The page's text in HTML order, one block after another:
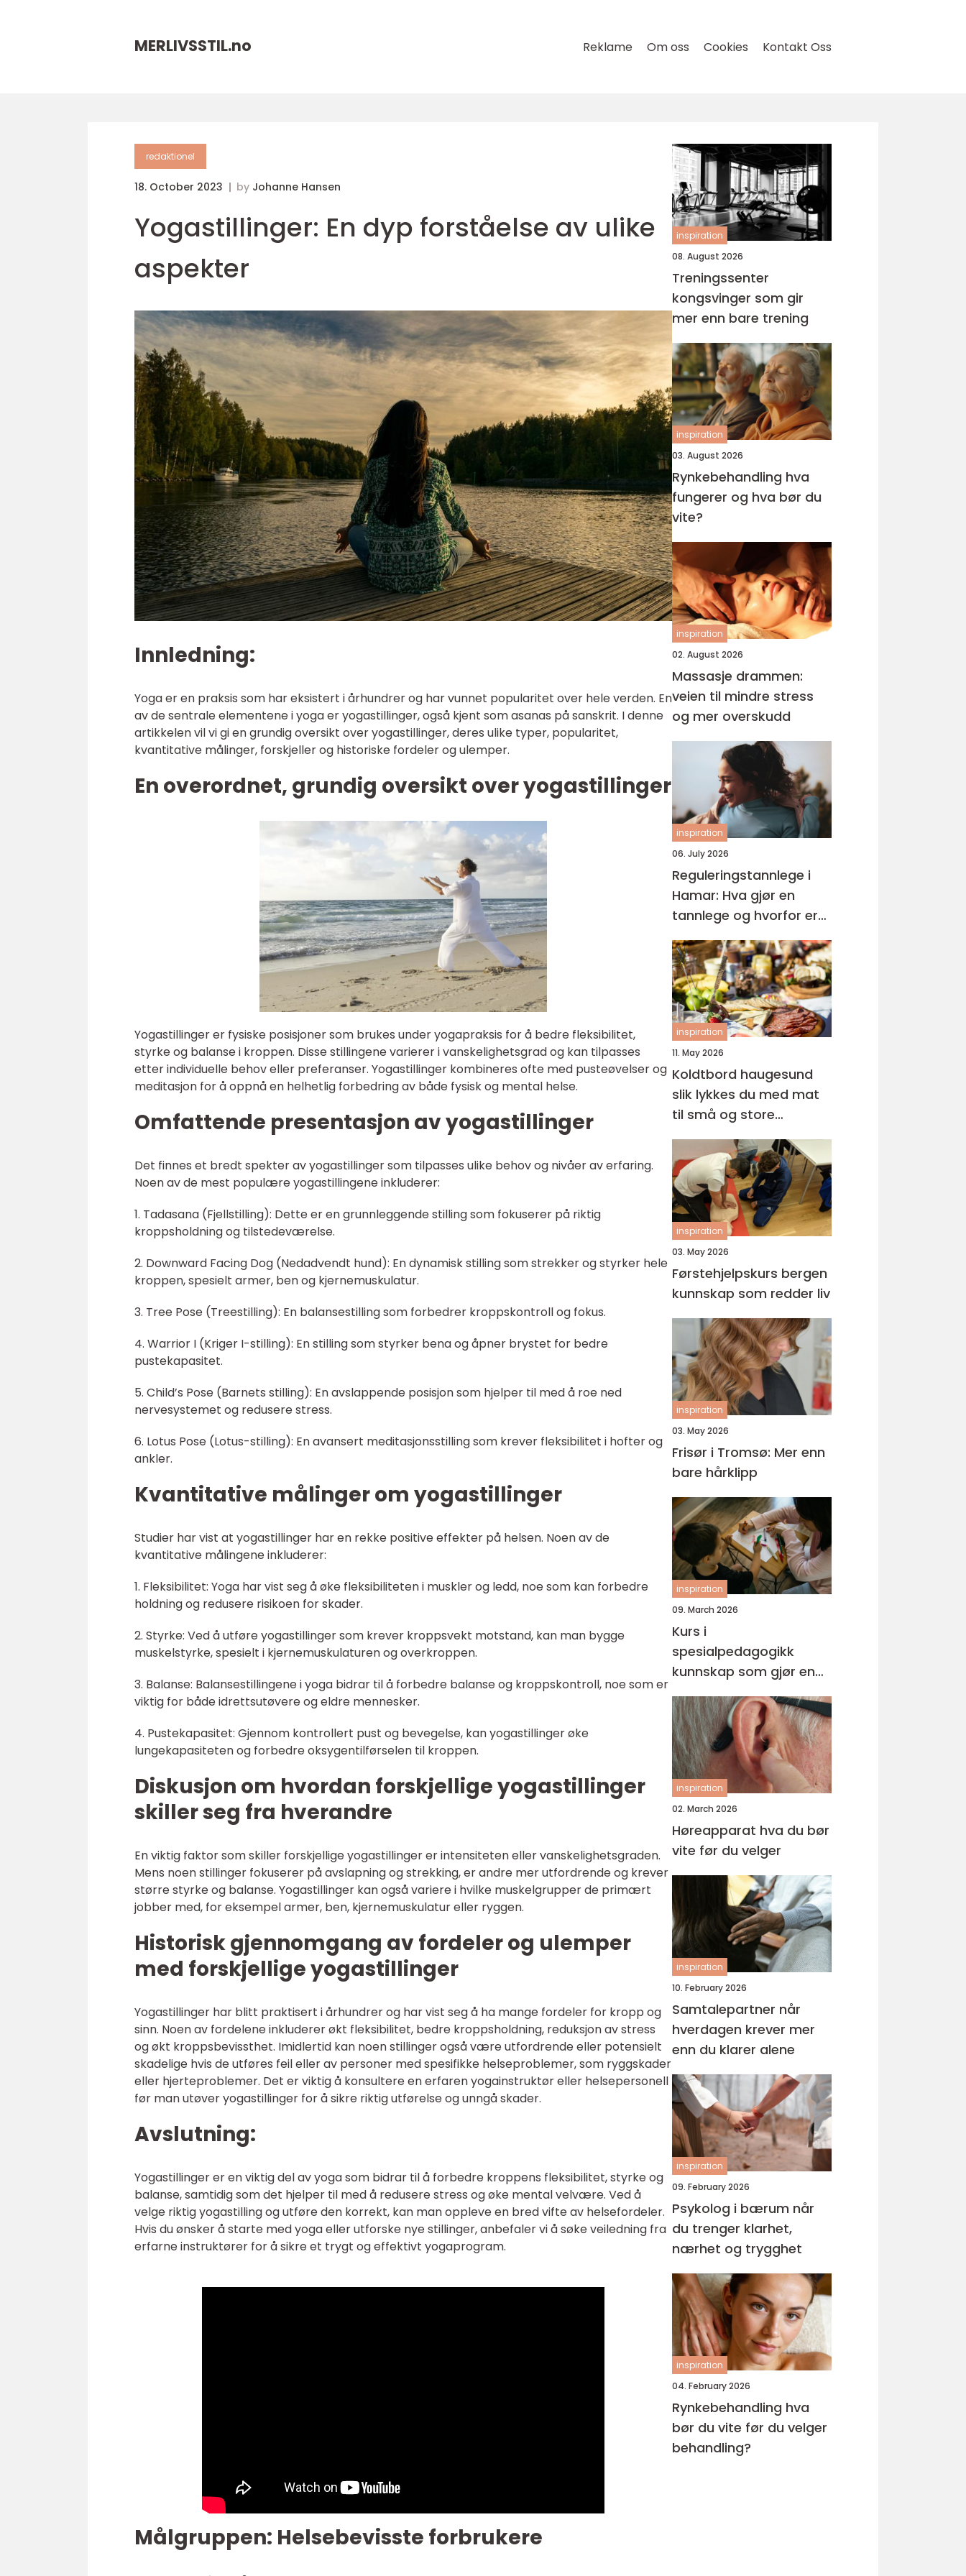
MERLIVSSTIL.no Reklame Om oss Cookies Kontakt Oss
redaktionel
18. October 2023 by Johanne Hansen
Yogastillinger: En dyp forståelse av ulike
aspekter
Innledning:
Yoga er en praksis som har eksistert i århundrer og har vunnet popularitet over hele verden. En
av de sentrale elementene i yoga er yogastillinger, også kjent som asanas på sanskrit. I denne
artikkelen vil vi gi en grundig oversikt over yogastillinger, deres ulike typer, popularitet,
kvantitative målinger, forskjeller og historiske fordeler og ulemper.
En overordnet, grundig oversikt over yogastillinger
Yogastillinger er fysiske posisjoner som brukes under yogapraksis for å bedre fleksibilitet,
styrke og balanse i kroppen. Disse stillingene varierer i vanskelighetsgrad og kan tilpasses
etter individuelle behov eller preferanser. Yogastillinger kombineres ofte med pusteøvelser og
meditasjon for å oppnå en helhetlig forbedring av både fysisk og mental helse.
Omfattende presentasjon av yogastillinger
Det finnes et bredt spekter av yogastillinger som tilpasses ulike behov og nivåer av erfaring.
Noen av de mest populære yogastillingene inkluderer:
1. Tadasana (Fjellstilling): Dette er en grunnleggende stilling som fokuserer på riktig
kroppsholdning og tilstedeværelse.
2. Downward Facing Dog (Nedadvendt hund): En dynamisk stilling som strekker og styrker hele
kroppen, spesielt armer, ben og kjernemuskulatur.
3. Tree Pose (Treestilling): En balansestilling som forbedrer kroppskontroll og fokus.
4. Warrior I (Kriger I-stilling): En stilling som styrker bena og åpner brystet for bedre
pustekapasitet.
5. Child’s Pose (Barnets stilling): En avslappende posisjon som hjelper til med å roe ned
nervesystemet og redusere stress.
6. Lotus Pose (Lotus-stilling): En avansert meditasjonsstilling som krever fleksibilitet i hofter og
ankler.
Kvantitative målinger om yogastillinger
Studier har vist at yogastillinger har en rekke positive effekter på helsen. Noen av de
kvantitative målingene inkluderer:
1. Fleksibilitet: Yoga har vist seg å øke fleksibiliteten i muskler og ledd, noe som kan forbedre
holdning og redusere risikoen for skader.
2. Styrke: Ved å utføre yogastillinger som krever kroppsvekt motstand, kan man bygge
muskelstyrke, spesielt i kjernemuskulaturen og overkroppen.
3. Balanse: Balansestillingene i yoga bidrar til å forbedre balanse og kroppskontroll, noe som er
viktig for både idrettsutøvere og eldre mennesker.
4. Pustekapasitet: Gjennom kontrollert pust og bevegelse, kan yogastillinger øke
lungekapasiteten og forbedre oksygentilførselen til kroppen.
Diskusjon om hvordan forskjellige yogastillinger
skiller seg fra hverandre
En viktig faktor som skiller forskjellige yogastillinger er intensiteten eller vanskelighetsgraden.
Mens noen stillinger fokuserer på avslapning og strekking, er andre mer utfordrende og krever
større styrke og balanse. Yogastillinger kan også variere i hvilke muskelgrupper de primært
jobber med, for eksempel armer, ben, kjernemuskulatur eller ryggen.
Historisk gjennomgang av fordeler og ulemper
med forskjellige yogastillinger
Yogastillinger har blitt praktisert i århundrer og har vist seg å ha mange fordeler for kropp og
sinn. Noen av fordelene inkluderer økt fleksibilitet, bedre kroppsholdning, reduksjon av stress
og økt kroppsbevissthet. Imidlertid kan noen stillinger også være utfordrende eller potensielt
skadelige hvis de utføres feil eller av personer med spesifikke helseproblemer, som ryggskader
eller hjerteproblemer. Det er viktig å konsultere en erfaren yogainstruktør eller helsepersonell
før man utøver yogastillinger for å sikre riktig utførelse og unngå skader.
Avslutning:
Yogastillinger er en viktig del av yoga som bidrar til å forbedre kroppens fleksibilitet, styrke og
balanse, samtidig som det hjelper til med å redusere stress og øke mental velvære. Ved å
velge riktig yogastilling og utføre den korrekt, kan man oppleve en bred vifte av helsefordeler.
Hvis du ønsker å starte med yoga eller utforske nye stillinger, anbefaler vi å søke veiledning fra
erfarne instruktører for å sikre et trygt og effektivt yogaprogram.
Målgruppen: Helsebevisste forbrukere
inspiration
08. August 2026
Treningssenter
kongsvinger som gir
mer enn bare trening
inspiration
03. August 2026
Rynkebehandling hva
fungerer og hva bør du
vite?
inspiration
02. August 2026
Massasje drammen:
veien til mindre stress
og mer overskudd
inspiration
06. July 2026
Reguleringstannlege i
Hamar: Hva gjør en
tannlege og hvorfor er
regelmessige besøk så
viktige?
inspiration
11. May 2026
Koldtbord haugesund
slik lykkes du med mat
til små og store
anledninger
inspiration
03. May 2026
Førstehjelpskurs bergen
kunnskap som redder liv
inspiration
03. May 2026
Frisør i Tromsø: Mer enn
bare hårklipp
inspiration
09. March 2026
Kurs i
spesialpedagogikk
kunnskap som gjør en
forskjell i hverdagen
inspiration
02. March 2026
Høreapparat hva du bør
vite før du velger
inspiration
10. February 2026
Samtalepartner når
hverdagen krever mer
enn du klarer alene
inspiration
09. February 2026
Psykolog i bærum når
du trenger klarhet,
nærhet og trygghet
inspiration
04. February 2026
Rynkebehandling hva
bør du vite før du velger
behandling?